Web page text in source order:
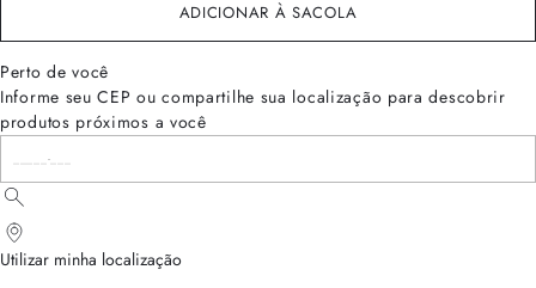
ADICIONAR À SACOLA
Perto de você
Informe seu CEP ou compartilhe sua localização para descobrir
produtos próximos a você
Utilizar minha localização